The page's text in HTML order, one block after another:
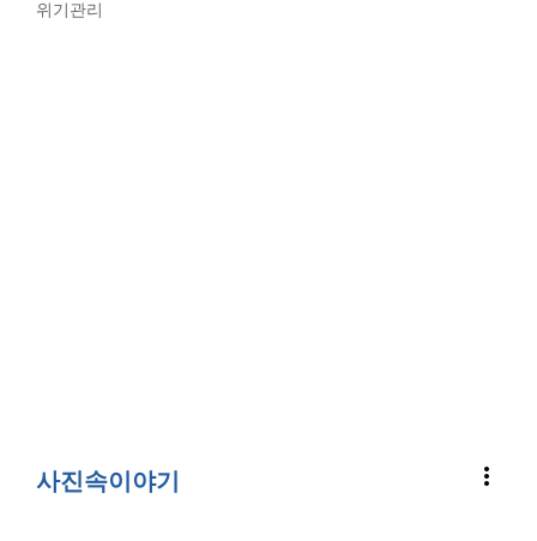
위기관리
사진속이야기 more_vert